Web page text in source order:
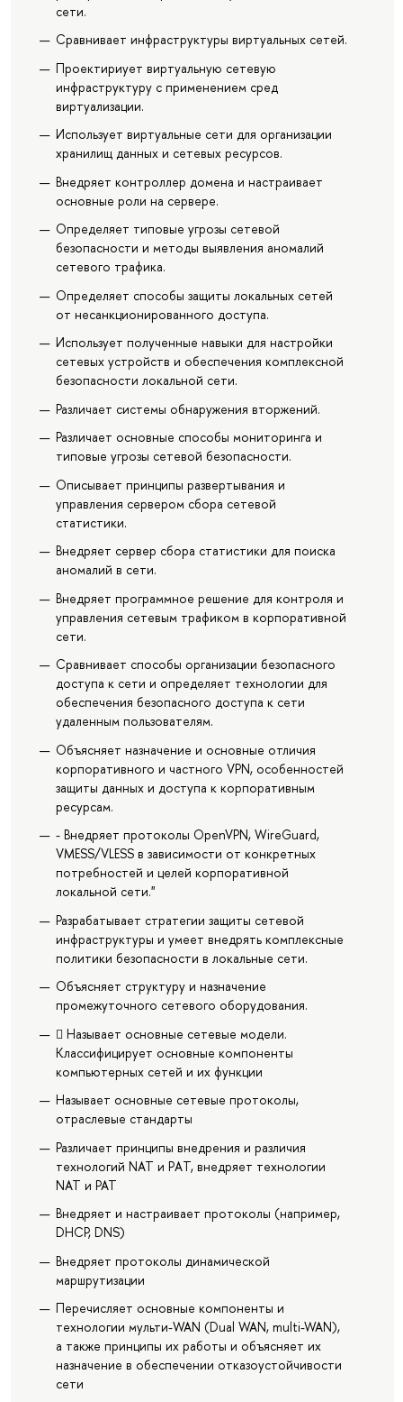
сети.
Сравнивает инфраструктуры виртуальных сетей.
Проектириует виртуальную сетевую
инфраструктуру с применением сред
виртуализации.
Использует виртуальные сети для организации
хранилищ данных и сетевых ресурсов.
Внедряет контроллер домена и настраивает
основные роли на сервере.
Определяет типовые угрозы сетевой
безопасности и методы выявления аномалий
сетевого трафика.
Определяет способы защиты локальных сетей
от несанкционированного доступа.
Использует полученные навыки для настройки
сетевых устройств и обеспечения комплексной
безопасности локальной сети.
Различает системы обнаружения вторжений.
Различает основные способы мониторинга и
типовые угрозы сетевой безопасности.
Описывает принципы развертывания и
управления сервером сбора сетевой
статистики.
Внедряет сервер сбора статистики для поиска
аномалий в сети.
Внедряет программное решение для контроля и
управления сетевым трафиком в корпоративной
сети.
Сравнивает способы организации безопасного
доступа к сети и определяет технологии для
обеспечения безопасного доступа к сети
удаленным пользователям.
Объясняет назначение и основные отличия
корпоративного и частного VPN, особенностей
защиты данных и доступа к корпоративным
ресурсам.
- Внедряет протоколы OpenVPN, WireGuard,
VMESS/VLESS в зависимости от конкретных
потребностей и целей корпоративной
локальной сети."
Разрабатывает стратегии защиты сетевой
инфраструктуры и умеет внедрять комплексные
политики безопасности в локальные сети.
Объясняет структуру и назначение
промежуточного сетевого оборудования.
 Называет основные сетевые модели.
Классифицирует основные компоненты
компьютерных сетей и их функции
Называет основные сетевые протоколы,
отраслевые стандарты
Различает принципы внедрения и различия
технологий NAT и PАT, внедряет технологии
NAT и PAT
Внедряет и настраивает протоколы (например,
DHCP, DNS)
Внедряет протоколы динамической
маршрутизации
Перечисляет основные компоненты и
технологии мульти-WAN (Dual WAN, multi-WAN),
а также принципы их работы и объясняет их
назначение в обеспечении отказоустойчивости
сети